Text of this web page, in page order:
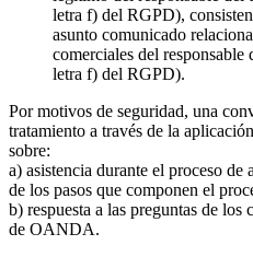
letra f) del RGPD),
asunto comunicado
comerciales del responsable
letra f) del RGPD).
Por motivos de seguridad, una
tratamiento a través de la
sobre:
a) asistencia durante el proceso
de los pasos que componen el
b) respuesta a las preguntas de
de OANDA.